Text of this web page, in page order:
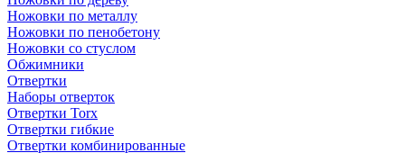
Ножовки по металлу
Ножовки по пенобетону
Ножовки со стуслом
Обжимники
Отвертки
Наборы отверток
Отвертки Torx
Отвертки гибкие
Отвертки комбинированные